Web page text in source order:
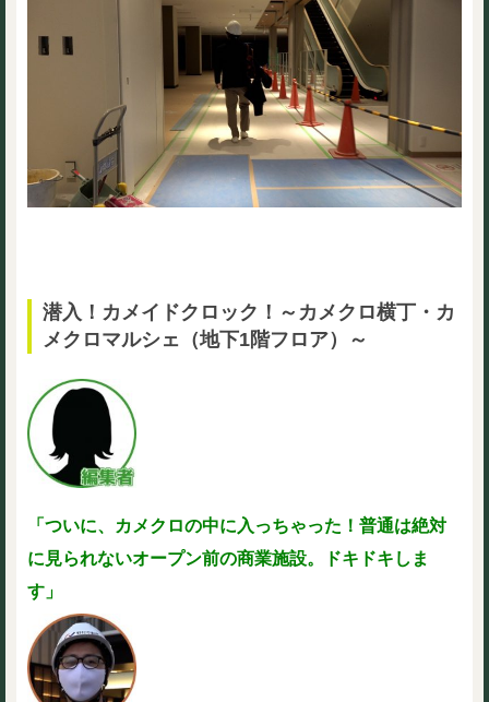
潜入！カメイドクロック！～カメクロ横丁・カ
メクロマルシェ（地下1階フロア）～
「ついに、カメクロの中に入っちゃった！ 普通は絶対
に見られないオープン前の商業施設。ドキドキしま
す」